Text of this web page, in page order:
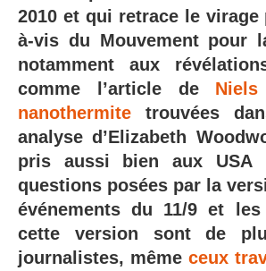
2010 et qui retrace le
à-vis du Mouvement pour
notamment aux
comme l’article de
nanothermite trouvées
analyse d’Elizabeth
pris aussi bien aux USA
questions posées par la
événements du 11/9 et
cette version sont de
journalistes, mêmeceux